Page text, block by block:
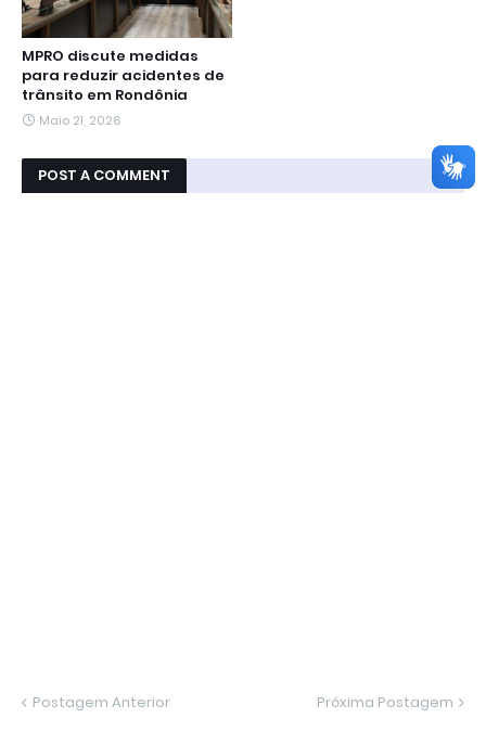
MPRO discute medidas
para reduzir acidentes de
trânsito em Rondônia
Maio 21, 2026
POST A COMMENT
Postagem Anterior Próxima Postagem